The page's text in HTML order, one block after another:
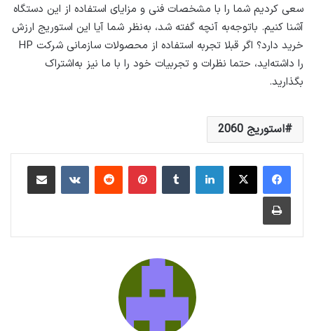
سعی کردیم شما را با مشخصات فنی و مزایای استفاده از این دستگاه
آشنا کنیم. باتوجه‌به آنچه گفته شد، به‌نظر شما آیا این استوریج ارزش
خرید دارد؟ اگر قبلا تجربه استفاده از محصولات سازمانی شرکت HP
را داشته‌اید، حتما نظرات و تجربیات خود را با ما نیز به‌اشتراک
بگذارید.
استوریج 2060
لینکداینتامبلر پینتریستReddit
VKontakteاشتراک گذاری با ایمیل
چاپ